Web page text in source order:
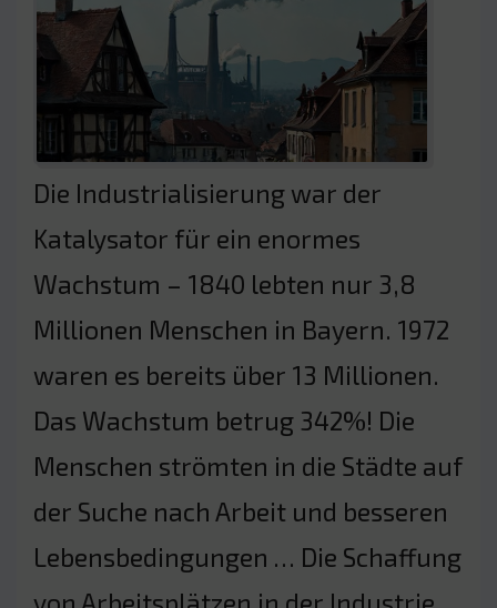
Die Industrialisierung war der
Katalysator für ein enormes
Wachstum – 1840 lebten nur 3,8
Millionen Menschen in Bayern. 1972
waren es bereits über 13 Millionen.
Das Wachstum betrug 342%! Die
Menschen strömten in die Städte auf
der Suche nach Arbeit und besseren
Lebensbedingungen … Die Schaffung